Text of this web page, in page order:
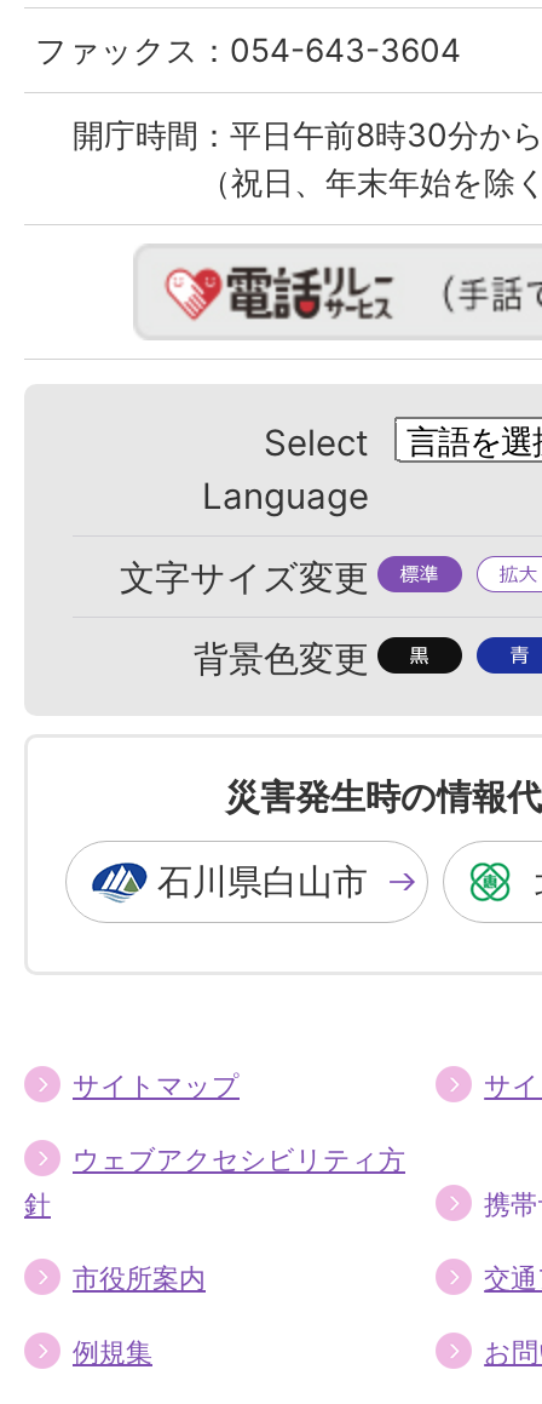
ファックス： 054-643-3604
開庁時間： 平日午前8時30分か
（祝日、年末年始を除
Select
Language
文字サイズ変更 標
準
拡
大
背景色変更 背
色
を
黒
色
に
背
色
を
青
色
に
災害発生時の情報
石川県白山市
サイトマップ サ
ウェブアクセシビリティ方
針
携
市役所案内 交
例規集 お